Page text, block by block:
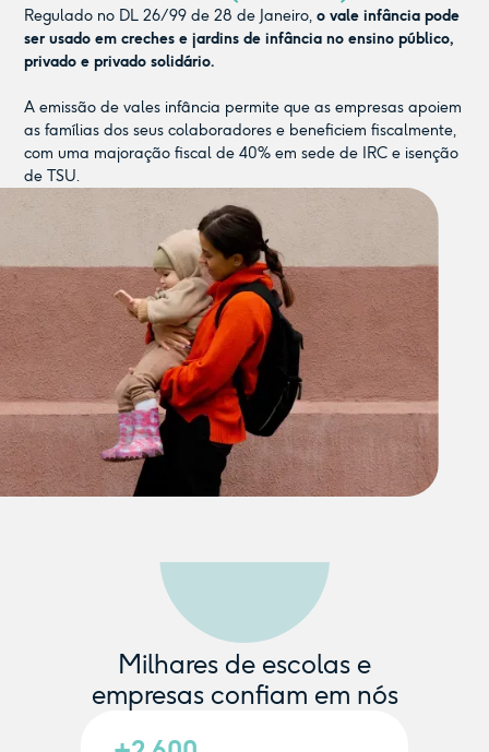
Regulado no DL 26/99 de 28 de Janeiro,o vale infância pode
ser usado em creches e jardins de infância no ensino público,
privado e privado solidário.
A emissão de vales infância permite que as empresas apoiem
as famílias dos seus colaboradores e beneficiem fiscalmente,
com uma majoração fiscal de 40% em sede de IRC e isenção
de TSU.
Milhares de escolas e
empresas confiam em nós